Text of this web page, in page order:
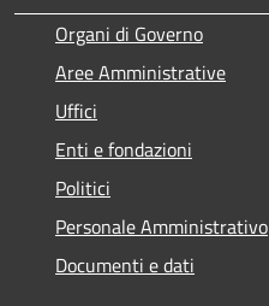
Organi di Governo
Aree Amministrative
Uffici
Enti e fondazioni
Politici
Personale Amministrativo
Documenti e dati